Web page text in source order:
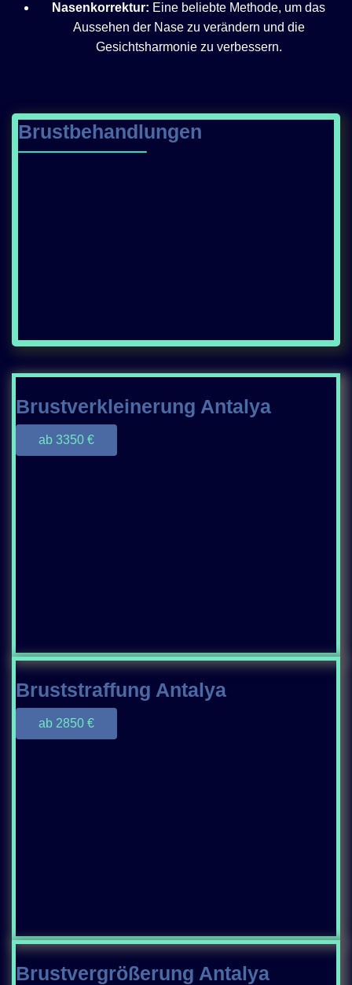
Nasenkorrektur: Eine beliebte Methode, um das
Aussehen der Nase zu verändern und die
Gesichtsharmonie zu verbessern.
Brustbehandlungen
Brustverkleinerung Antalya
ab 3350 €
Bruststraffung Antalya
ab 2850 €
Brustvergrößerung Antalya